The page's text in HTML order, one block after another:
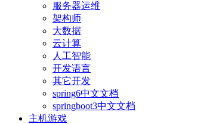
服务器运维
架构师
大数据
云计算
人工智能
开发语言
其它开发
spring6中文文档
springboot3中文文档
主机游戏